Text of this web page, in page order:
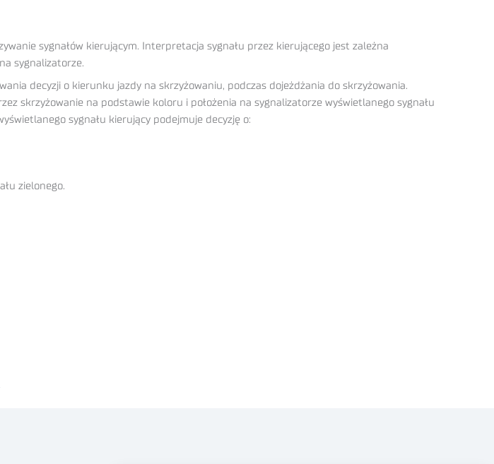
sygnałów kierującym. Interpretacja sygnału przez kierującego jest zależna
sygnalizatorze.
decyzji o kierunku jazdy na skrzyżowaniu, podczas dojeżdżania do skrzyżowania.
skrzyżowanie na podstawie koloru i położenia na sygnalizatorze wyświetlanego sygnału
sygnału kierujący podejmuje decyzję o:
zielonego.